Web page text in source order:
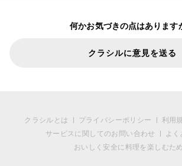
何かお気づきの点はあります
クラシルに意見を送る
クラシルとは プライバシーポリシー 利用
サービスに関してのお問い合わせ
よく
おいしく安全に料理を楽しむた